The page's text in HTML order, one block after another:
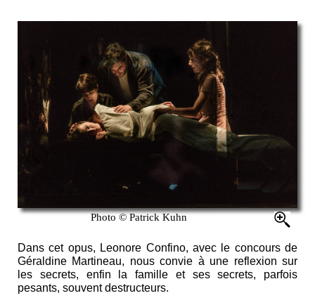
Photo © Patrick Kuhn
Dans cet opus, Leonore Confino, avec le concours de
Géraldine Martineau, nous convie à une reflexion sur
les secrets, enfin la famille et ses secrets, parfois
pesants, souvent destructeurs.